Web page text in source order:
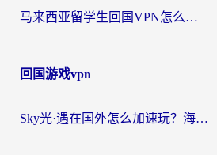
马来西亚留学生回国VPN怎么选？3个避坑点+1款实测好用的加速器推荐
回国游戏vpn
Sky光·遇在国外怎么加速玩？海外党亲测有效的国服游戏加速指南